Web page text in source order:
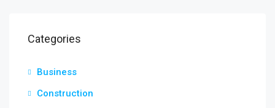
Categories
Business
Construction